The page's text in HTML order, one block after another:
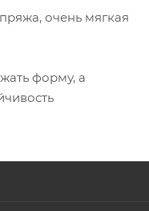
очень мягкая
форму, а